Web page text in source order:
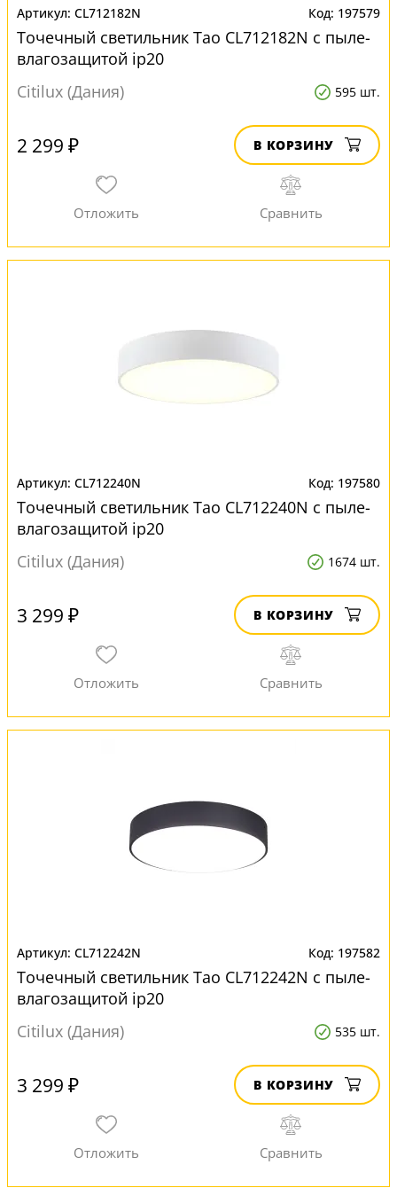
CL712182N 197579
Точечный светильник Тао CL712182N с пыле-
влагозащитой ip20
Citilux (Дания)
595 шт.
2 299 ₽ В КОРЗИНУ
CL712240N 197580
Точечный светильник Тао CL712240N с пыле-
влагозащитой ip20
Citilux (Дания)
1674 шт.
3 299 ₽ В КОРЗИНУ
CL712242N 197582
Точечный светильник Тао CL712242N с пыле-
влагозащитой ip20
Citilux (Дания)
535 шт.
3 299 ₽ В КОРЗИНУ